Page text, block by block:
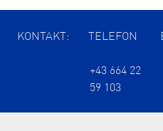
KONTAKT: TELEFON
+43 664 22
59 103